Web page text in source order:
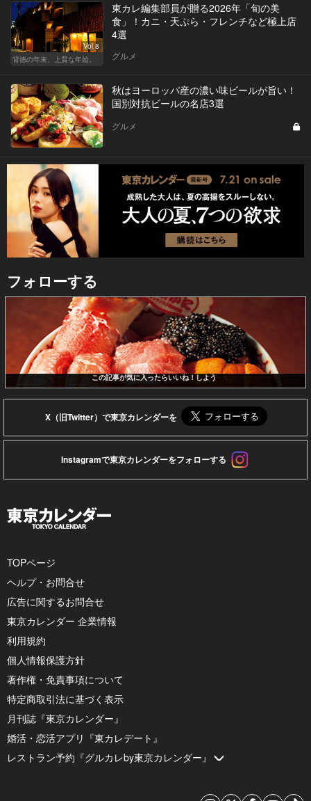
Vol.8
背徳の年末、上質な年始。
東カレ編集部員が贈る2026年「旬の美
食」！カニ・天ぷら・フレンチなど極上店
4選
グルメ
秋はヨーロッパ産の濃い味ビールが旨い！
国別対抗ビールの名店3選
グルメ
フォローする
この記事が気に入ったらいいね！しよう
X（旧Twitter）で東京カレンダーを
Instagramで東京カレンダーをフォローする
TOPページ
ヘルプ・お問合せ
広告に関するお問合せ
東京カレンダー 企業情報
利用規約
個人情報保護方針
著作権・免責事項について
特定商取引法に基づく表示
月刊誌『東京カレンダー』
婚活・恋活アプリ『東カレデート』
レストラン予約『グルカレby東京カレンダー』